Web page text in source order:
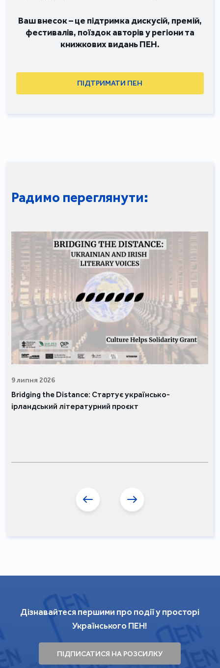
Ваш внесок – це підтримка дискусій, премій,
фестивалів, поїздок авторів у регіони та
книжкових видань ПЕН.
ПІДТРИМАТИ ПЕН
Радимо переглянути:
9 липня 2026
Bridging the Distance: Стартує українсько-
ірландський літературний проєкт
Дізнавайтеся першими про події у просторі
Українського ПЕН!
ПІДПИСАТИСЯ НА РОЗСИЛКУ